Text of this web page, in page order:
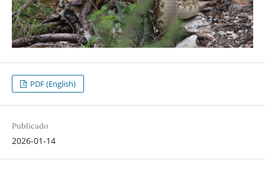
PDF (English)
Publicado
2026-01-14